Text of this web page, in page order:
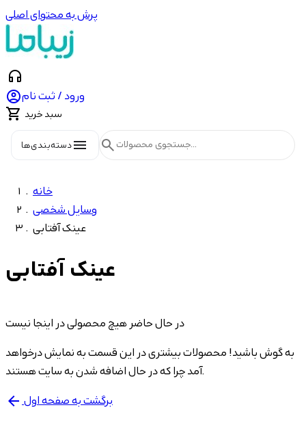
پرش به محتوای اصلی
headphones
ورود / ثبت نام
 سبد خرید
menuدسته‌بندی‌ها search
خانه
وسایل شخصی
عینک آفتابی
عینک آفتابی
در حال حاضر هیچ محصولی در اینجا نیست
به گوش باشید! محصولات بیشتری در این قسمت به نمایش درخواهد
آمد چرا که در حال اضافه شدن به سایت هستند.
arrow_back برگشت به صفحه اول